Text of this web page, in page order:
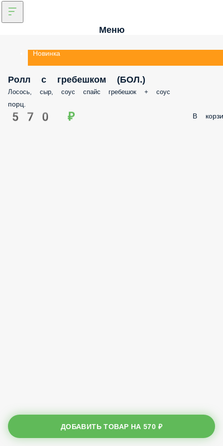
Меню
Новинка
Ролл с гребешком (БОЛ.)
Лосось, сыр, соус спайс гребешок + соус
порц.
570 ₽ В
ДОБАВИТЬ ТОВАР НА570 ₽